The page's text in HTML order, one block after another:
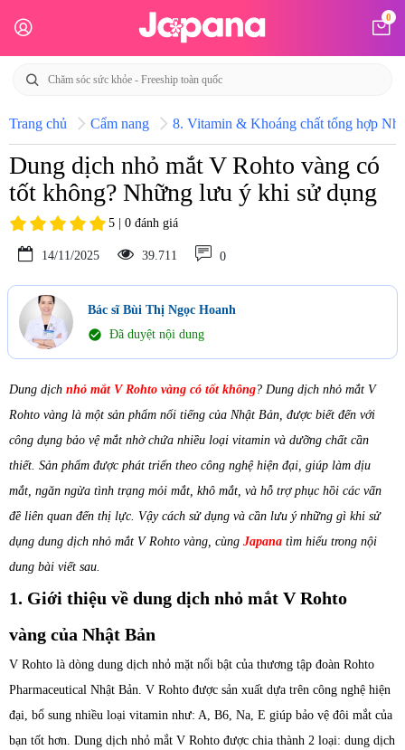
0
Trang chủ Cẩm nang 8. Vitamin & Khoáng chất tổng hợp
Dung dịch nhỏ mắt V Rohto vàng có
tốt không? Những lưu ý khi sử dụng
5 | 0 đánh giá
14/11/2025 39.711 0
Bác sĩ Bùi Thị Ngọc Hoanh
check_circle Đã duyệt nội dung
Dung dịch nhỏ mắt V Rohto vàng có tốt không? Dung dịch nhỏ mắt V
Rohto vàng là một sản phẩm nổi tiếng của Nhật Bản, được biết đến với
công dụng bảo vệ mắt nhờ chứa nhiều loại vitamin và dưỡng chất cần
thiết. Sản phẩm được phát triển theo công nghệ hiện đại, giúp làm dịu
mắt, ngăn ngừa tình trạng mỏi mắt, khô mắt, và hỗ trợ phục hồi các vấn
đề liên quan đến thị lực. Vậy cách sử dụng và cần lưu ý những gì khi sử
dụng dung dịch nhỏ mắt V Rohto vàng, cùng Japana tìm hiểu trong nội
dung bài viết sau.
1. Giới thiệu về dung dịch nhỏ mắt V Rohto
vàng của Nhật Bản
V Rohto là dòng dung dịch nhỏ mặt nổi bật của thương tập đoàn Rohto
Pharmaceutical Nhật Bản. V Rohto được sản xuất dựa trên công nghệ hiện
đại, bổ sung nhiều loại vitamin như: A, B6, Na, E giúp bảo vệ đôi mắt của
bạn tốt hơn. Dung dịch nhỏ mắt V Rohto được chia thành 2 loại: dung dịch